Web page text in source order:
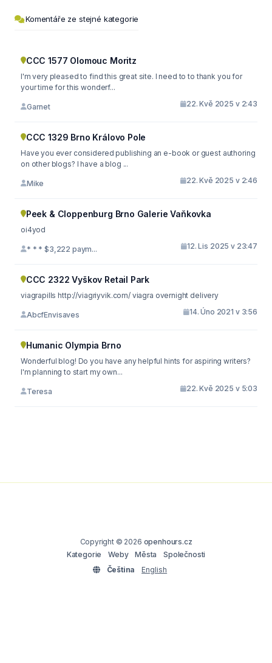
Komentáře ze stejné kategorie
CCC 1577 Olomouc Moritz
I'm very pleased to find this great site. I need to to thank you for
your time for this wonderf...
Garnet 22. Kvě 2025 v 2:43
CCC 1329 Brno Královo Pole
Have you ever considered publishing an e-book or guest authoring
on other blogs? I have a blog ...
Mike 22. Kvě 2025 v 2:46
Peek & Cloppenburg Brno Galerie Vaňkovka
oi4yod
* * * $3,222 paym... 12. Lis 2025 v 23:47
CCC 2322 Vyškov Retail Park
viagrapills http://viagriyvik.com/ viagra overnight delivery
AbcfEnvisaves 14. Úno 2021 v 3:56
Humanic Olympia Brno
Wonderful blog! Do you have any helpful hints for aspiring writers?
I'm planning to start my own...
Teresa 22. Kvě 2025 v 5:03
Copyright © 2026 openhours.cz
Kategorie
Weby Města
Společnosti
Čeština
English